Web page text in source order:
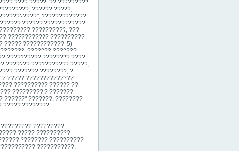
???? ?????. ?? ?????????
?????? ?????,
?????????????
?????? ????????????
??????????, ???
???????????? ??????????
????? ????????????; 5)
??????? ???????
?????????? ???????? ????
??????? ??????????? ?????,
??????? ????????, ?
????? ??????????????
?????????? ?????? ??
????????? ? ???????
??????" ???????, ????????
????? ????????
?????????
????? ??????????
???????? ??????????
???????????,